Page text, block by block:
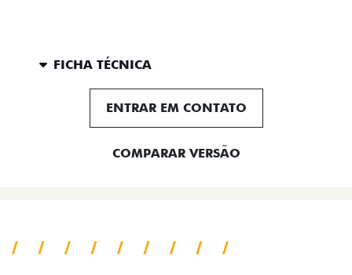
FICHA TÉCNICA
ENTRAR EM CONTATO
COMPARAR VERSÃO